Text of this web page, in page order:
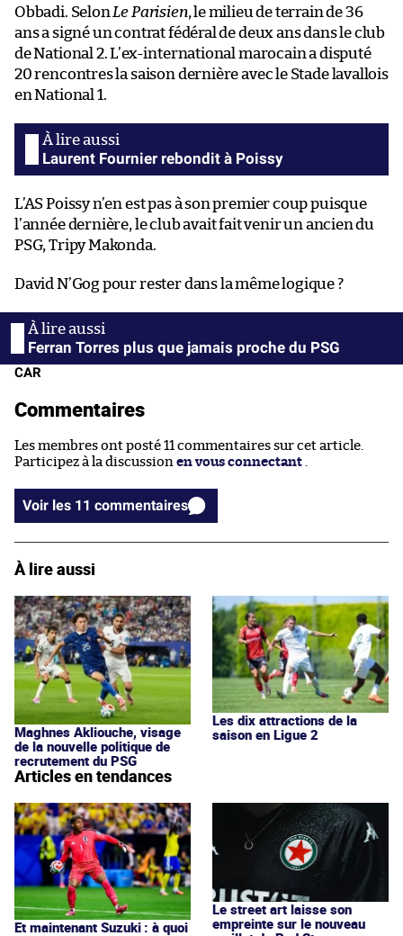
Obbadi. Selon Le Parisien, le milieu de terrain de 36
ans a signé un contrat fédéral de deux ans dans le club
de National 2. L’ex-international marocain a disputé
20 rencontres la saison dernière avec le Stade lavallois
en National 1.
Laurent Fournier rebondit à Poissy
L’AS Poissy n’en est pas à son premier coup puisque
l’année dernière, le club avait fait venir un ancien du
PSG, Tripy Makonda.
David N’Gog pour rester dans la même logique ?
Ferran Torres plus que jamais proche du PSG
CAR
Commentaires
Les membres ont posté 11 commentaires sur cet article.
Participez à la discussion en vous connectant
Voir les 11 commentaires
À lire aussi
Maghnes Akliouche, visage
de la nouvelle politique de
recrutement du PSG
Les dix attractions de la
saison en Ligue 2
Articles en tendances
Et maintenant Suzuki : à quoi
Le street art laisse son
empreinte sur le nouveau